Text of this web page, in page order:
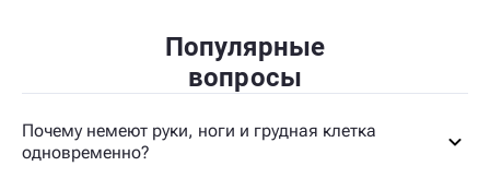
Популярные
вопросы
Почему немеют руки, ноги и грудная клетка
одновременно?